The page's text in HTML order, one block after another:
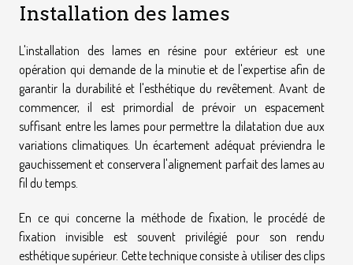
Installation des lames
L'installation des lames en résine pour extérieur est une
opération qui demande de la minutie et de l'expertise afin de
garantir la durabilité et l'esthétique du revêtement. Avant de
commencer, il est primordial de prévoir un espacement
suffisant entre les lames pour permettre la dilatation due aux
variations climatiques. Un écartement adéquat préviendra le
gauchissement et conservera l'alignement parfait des lames au
fil du temps.
En ce qui concerne la méthode de fixation, le procédé de
fixation invisible est souvent privilégié pour son rendu
esthétique supérieur. Cette technique consiste à utiliser des clips